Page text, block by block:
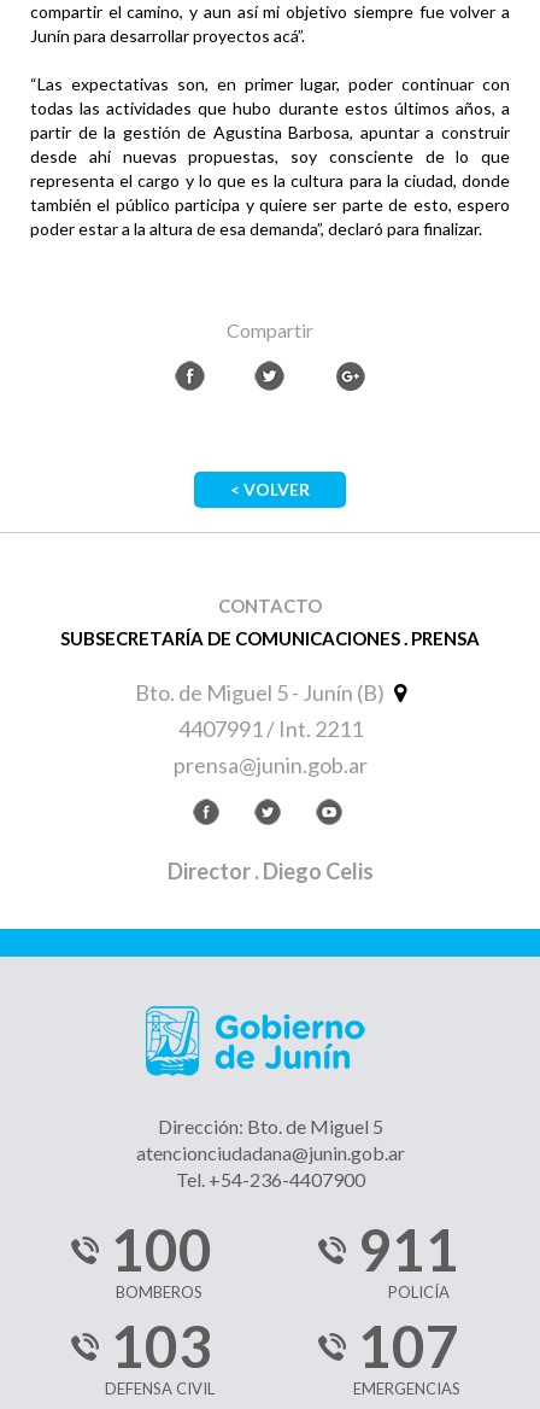
compartir el camino, y aun así mi objetivo siempre fue volver a
Junín para desarrollar proyectos acá”.
“Las expectativas son, en primer lugar, poder continuar con
todas las actividades que hubo durante estos últimos años, a
partir de la gestión de Agustina Barbosa, apuntar a construir
desde ahí nuevas propuestas, soy consciente de lo que
representa el cargo y lo que es la cultura para la ciudad, donde
también el público participa y quiere ser parte de esto, espero
poder estar a la altura de esa demanda”, declaró para finalizar.
Compartir
< VOLVER
CONTACTO
SUBSECRETARÍA DE COMUNICACIONES . PRENSA
Bto. de Miguel 5 - Junín (B)
4407991 / Int. 2211
prensa@junin.gob.ar
Director. Diego Celis
Dirección: Bto. de Miguel 5
atencionciudadana@junin.gob.ar
Tel. +54-236-4407900
100
BOMBEROS
911
POLICÍA
103
DEFENSA CIVIL
107
EMERGENCIAS